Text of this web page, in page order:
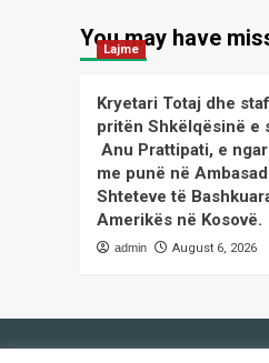
Zahide
You may have
Lajme
Kryetari Totaj dhe
pritën Shkëlqësinë e
Anu Prattipati, e
me punë në
Shteteve të
Amerikës në Kosovë.
admin August 6, 2026